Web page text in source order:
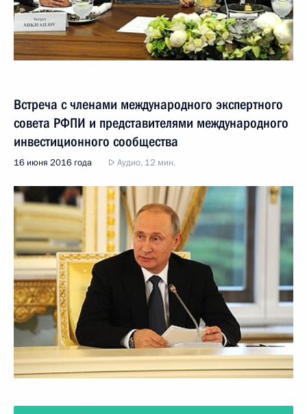
Встреча с членами международного экспертного
совета РФПИ и представителями международного
инвестиционного сообщества
16 июня 2016 года Аудио, 12 мин.